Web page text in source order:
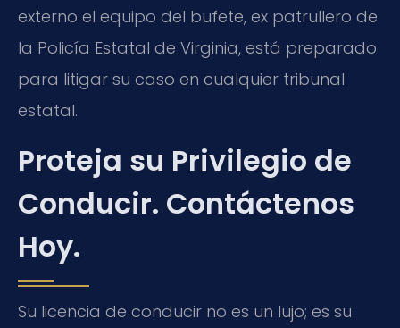
externo el equipo del bufete, ex patrullero de
la Policía Estatal de Virginia, está preparado
para litigar su caso en cualquier tribunal
estatal.
Proteja su Privilegio de
Conducir. Contáctenos
Hoy.
Su licencia de conducir no es un lujo; es su